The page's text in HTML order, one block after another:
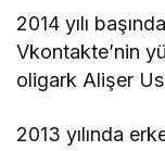
2014 yılı
Vkontakte’nin
oligark Alişer
2013 yılında